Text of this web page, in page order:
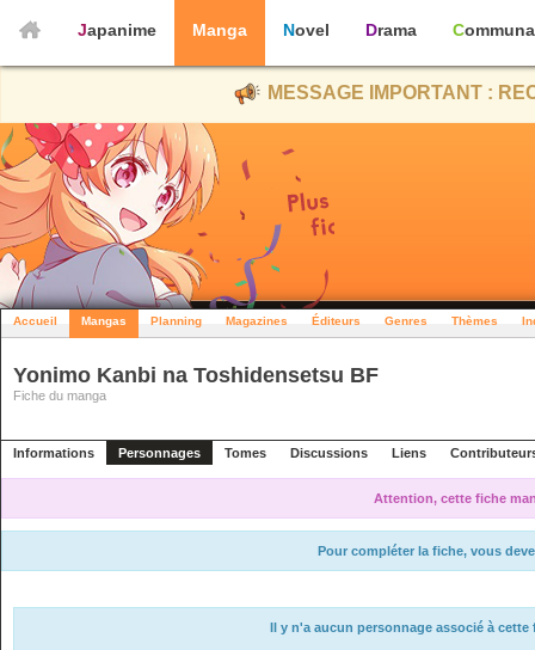
Japanime Manga Novel Drama
MESSAGE IMPORTANT :
Accueil Mangas Planning Magazines Éditeurs Genres Thèmes
Yonimo Kanbi na Toshidensetsu BF
Fiche du manga
Informations Personnages Tomes Discussions Liens
Attention, cette fiche
Pour compléter la fiche, vous
Il y n'a aucun personnage associé à